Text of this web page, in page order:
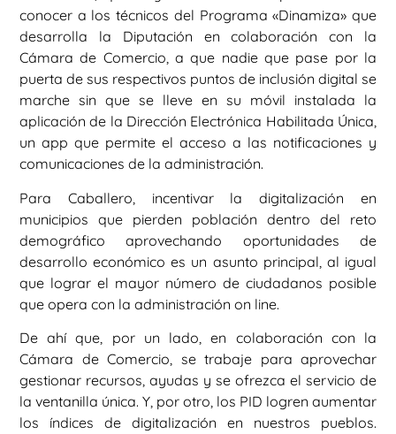
conocer a los técnicos del Programa «Dinamiza» que
desarrolla la Diputación en colaboración con la
Cámara de Comercio, a que nadie que pase por la
puerta de sus respectivos puntos de inclusión digital se
marche sin que se lleve en su móvil instalada la
aplicación de la Dirección Electrónica Habilitada Única,
un app que permite el acceso a las notificaciones y
comunicaciones de la administración.
Para Caballero, incentivar la digitalización en
municipios que pierden población dentro del reto
demográfico aprovechando oportunidades de
desarrollo económico es un asunto principal, al igual
que lograr el mayor número de ciudadanos posible
que opera con la administración on line.
De ahí que, por un lado, en colaboración con la
Cámara de Comercio, se trabaje para aprovechar
gestionar recursos, ayudas y se ofrezca el servicio de
la ventanilla única. Y, por otro, los PID logren aumentar
los índices de digitalización en nuestros pueblos.